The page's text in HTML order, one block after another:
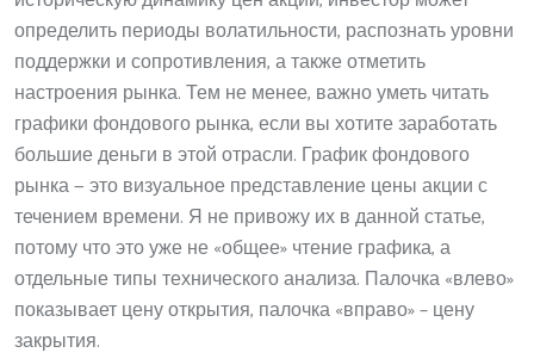
определить периоды волатильности, распознать уровни
поддержки и сопротивления, а также отметить
настроения рынка. Тем не менее, важно уметь читать
графики фондового рынка, если вы хотите заработать
большие деньги в этой отрасли. График фондового
рынка — это визуальное представление цены акции с
течением времени. Я не привожу их в данной статье,
потому что это уже не «общее» чтение графика, а
отдельные типы технического анализа. Палочка «влево»
показывает цену открытия, палочка «вправо» – цену
закрытия.